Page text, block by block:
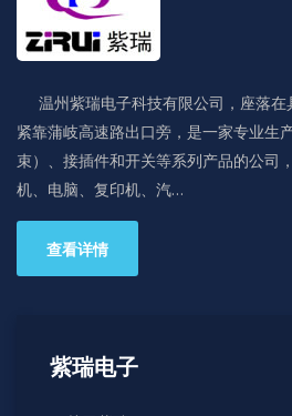
温州紫瑞电子科技有限公司，座落在
紧靠蒲岐高速路出口旁，是一家专业生
束）、接插件和开关等系列产品的公司
机、电脑、复印机、汽…
查看详情
紫瑞电子